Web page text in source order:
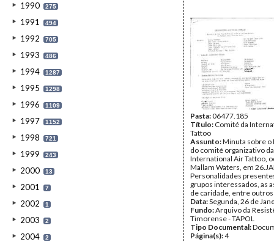
1990 275
1991 494
1992 705
1993 486
1994 1287
1995 1298
1996 1109
1997 1152
1998 721
1999 243
2000 13
2001 7
2002 1
2003 2
2004 2
Pasta:06477.185
Título: Comité da
Tattoo
Assunto:Minuta sobre o
do comité organizativo da
International Air Tattoo,
Mallam Waters, em
Personalidades
grupos interessados, as
de caridade, entre
Data:Segunda, 26 de
Fundo:Arquivo da
Timorense - TAPOL
Tipo Documental:
Página(s):4